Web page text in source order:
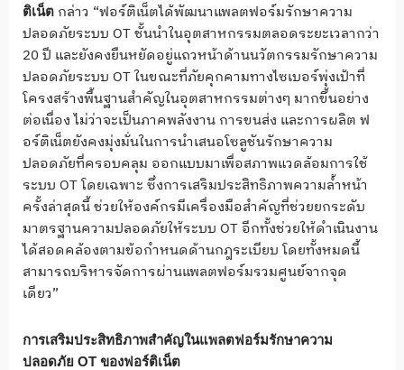
ติเน็ต กล่าว “ฟอร์ติเน็ตได้พัฒนาแพลตฟอร์มรักษาความ
ปลอดภัยระบบ OT ชั้นนำในอุตสาหกรรมตลอดระยะเวลากว่า
20 ปี และยังคงยืนหยัดอยู่แถวหน้าด้านนวัตกรรมรักษาความ
ปลอดภัยระบบ OT ในขณะที่ภัยคุกคามทางไซเบอร์พุ่งเป้าที่
โครงสร้างพื้นฐานสำคัญในอุตสาหกรรมต่างๆ มากขึ้นอย่าง
ต่อเนื่อง ไม่ว่าจะเป็นภาคพลังงาน การขนส่ง และการผลิต ฟ
อร์ติเน็ตยังคงมุ่งมั่นในการนำเสนอโซลูชันรักษาความ
ปลอดภัยที่ครอบคลุม ออกแบบมาเพื่อสภาพแวดล้อมการใช้
ระบบ OT โดยเฉพาะ ซึ่งการเสริมประสิทธิภาพความล้ำหน้า
ครั้งล่าสุดนี้ ช่วยให้องค์กรมีเครื่องมือสำคัญที่ช่วยยกระดับ
มาตรฐานความปลอดภัยให้ระบบ OT อีกทั้งช่วยให้ดำเนินงาน
ได้สอดคล้องตามข้อกำหนดด้านกฎระเบียบ โดยทั้งหมดนี้
สามารถบริหารจัดการผ่านแพลตฟอร์มรวมศูนย์จากจุด
เดียว”
การเสริมประสิทธิภาพสำคัญในแพลตฟอร์มรักษาความ
ปลอดภัย OT ของฟอร์ติเน็ต